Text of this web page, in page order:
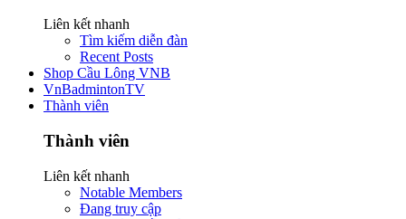
Liên kết nhanh
Tìm kiếm diễn đàn
Recent Posts
Shop Cầu Lông VNB
VnBadmintonTV
Thành viên
Thành viên
Liên kết nhanh
Notable Members
Đang truy cập